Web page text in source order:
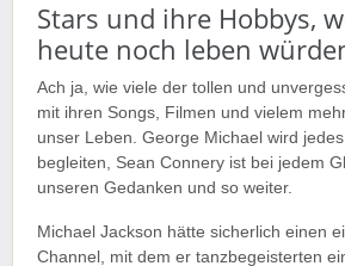
Stars und ihre Hobbys,
heute noch leben
Ach ja, wie viele der tollen und
mit ihren Songs, Filmen und vielem
unser Leben. George Michael wird
begleiten, Sean Connery ist bei jedem
unseren Gedanken und so weiter.
Michael Jackson hätte sicherlich einen
Channel, mit dem er tanzbegeisterten